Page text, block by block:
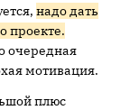
надо дать
проекте.
очередная
мотивация.
плюс